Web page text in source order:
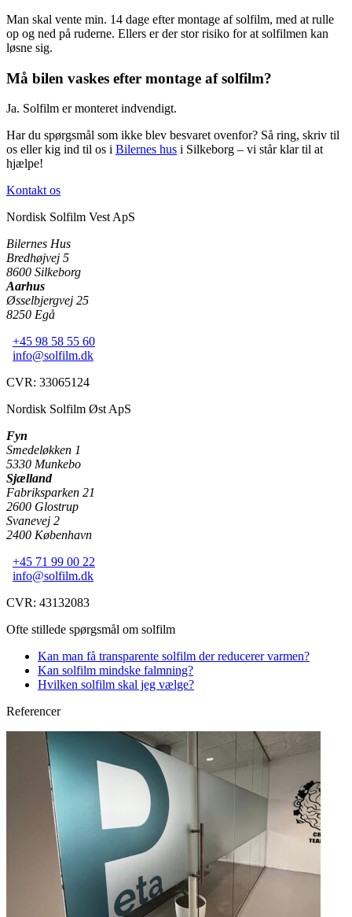
Man skal vente min. 14 dage efter montage af solfilm, med at rulle
op og ned på ruderne. Ellers er der stor risiko for at solfilmen kan
løsne sig.
Må bilen vaskes efter montage af solfilm?
Ja. Solfilm er monteret indvendigt.
Har du spørgsmål som ikke blev besvaret ovenfor? Så ring, skriv til
os eller kig ind til os i Bilernes hus i Silkeborg – vi står klar til at
hjælpe!
Kontakt os
Nordisk Solfilm Vest ApS
Bilernes Hus
Bredhøjvej 5
8600 Silkeborg
Aarhus
Øsselbjergvej 25
8250 Egå
+45 98 58 55 60
info@solfilm.dk
CVR: 33065124
Nordisk Solfilm Øst ApS
Fyn
Smedeløkken 1
5330 Munkebo
Sjælland
Fabriksparken 21
2600 Glostrup
Svanevej 2
2400 København
+45 71 99 00 22
info@solfilm.dk
CVR: 43132083
Ofte stillede spørgsmål om solfilm
Kan man få transparente solfilm der reducerer varmen?
Kan solfilm mindske falmning?
Hvilken solfilm skal jeg vælge?
Referencer